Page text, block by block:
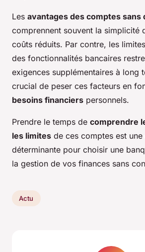
Les avantages des comptes sans
comprennent souvent la simplicité
coûts réduits. Par contre, les
des fonctionnalités bancaires
exigences supplémentaires à long
crucial de peser ces facteurs en
besoins financiers personnels.
Prendre le temps de comprendre
les limites de ces comptes est une
déterminante pour choisir une
la gestion de vos finances sans
Actu